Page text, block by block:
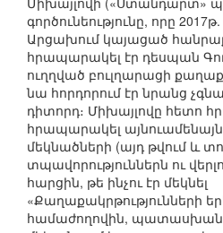
գործունեությունը, որը
Արցախում կայացած
հրապարակել էր դեսպան
ուղղված բուլղարացի
նա հորդորում էր նրանց
դիտորդ։ Միխայլովը հետո
հրապարակել
մեկնածների (այդ թվում և
տպավորություններն ու
հարցին, թե ինչու էր մեկնել
«Քաղաքակրթությունների
համաժողովին,